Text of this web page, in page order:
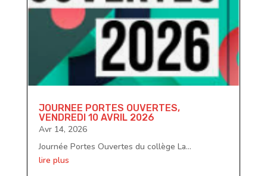
JOURNEE PORTES OUVERTES,
VENDREDI 10 AVRIL 2026
Avr 14, 2026
Journée Portes Ouvertes du collège La...
lire plus